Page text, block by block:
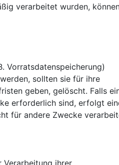
verarbeitet wurden,
Vorratsdatenspeicherung)
sollten sie für ihre
geben, gelöscht. Falls
erforderlich sind, erfolgt
für andere Zwecke
Verarbeitung ihrer